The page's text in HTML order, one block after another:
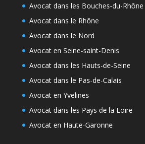
Avocat dans les Bouches-du-Rhône
Avocat dans le Rhône
Avocat dans le Nord
Avocat en Seine-saint-Denis
Avocat dans les Hauts-de-Seine
Avocat dans le Pas-de-Calais
Avocat en Yvelines
Avocat dans les Pays de la Loire
Avocat en Haute-Garonne